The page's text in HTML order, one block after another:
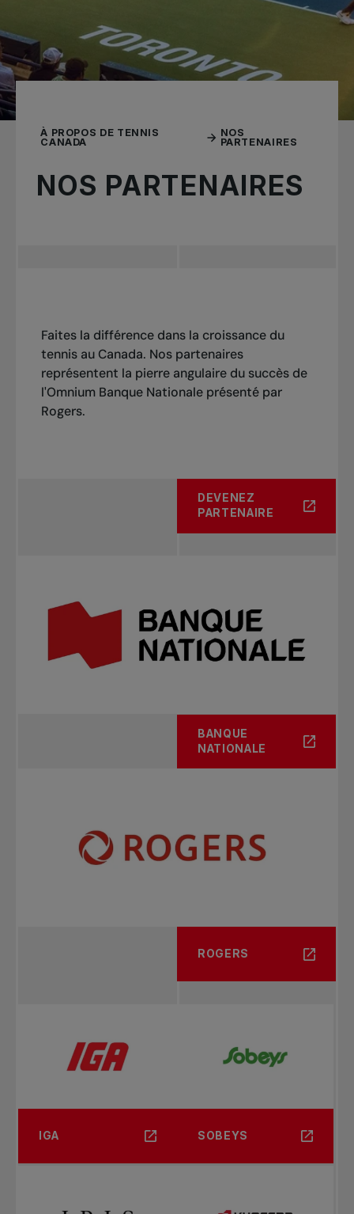
À PROPOS DE TENNIS
CANADA
NOS
PARTENAIRES
NOS PARTENAIRES
Faites la différence dans la croissance du
tennis au Canada. Nos partenaires
représentent la pierre angulaire du succès de
l'Omnium Banque Nationale présenté par
Rogers.
DEVENEZ
PARTENAIRE
BANQUE
NATIONALE
ROGERS
IGA SOBEYS